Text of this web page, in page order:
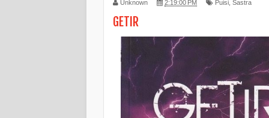
Unknown 2:19:00 PM Puisi Sastra
GETIR